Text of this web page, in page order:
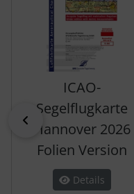
zurück
ICAO-
Segelflugkarte
Hannover 2026
Folien Version
Details